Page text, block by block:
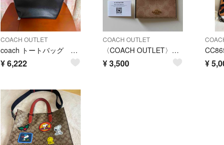
COACH OUTLET
coach トートバッグ 黒 ブラック 無地 A4
¥6,222
COACH OUTLET
〈COACH OUTLET〉カード/パスケース（キーリング付き）
¥3,500 ¥